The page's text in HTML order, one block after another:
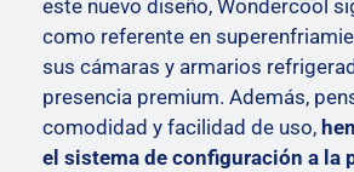
este nuevo diseño, Wondercool
como referente en
sus cámaras y armarios
presencia premium. Además,
comodidad y facilidad de uso,
el sistema de configuración a la